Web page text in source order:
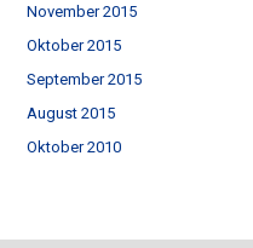
November 2015
Oktober 2015
September 2015
August 2015
Oktober 2010